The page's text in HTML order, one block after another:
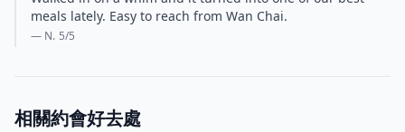
meals lately. Easy to reach from Wan Chai.
— N. 5/5
相關約會好去處